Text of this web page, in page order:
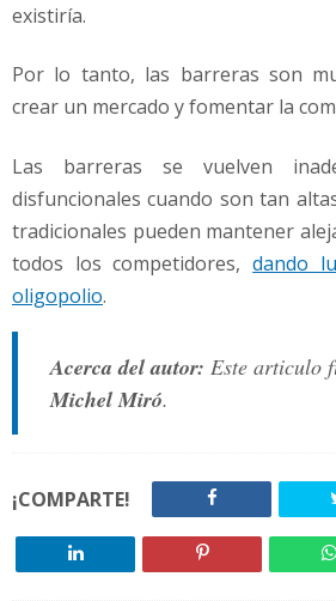
existiría.
Por lo tanto, las barreras son
crear un mercado y fomentar la
Las barreras se vuelven
disfuncionales cuando son tan
tradicionales pueden mantener
todos los competidores,dando
oligopolio.
Acerca del autor: Este articulo
Michel Miró.
¡COMPARTE!